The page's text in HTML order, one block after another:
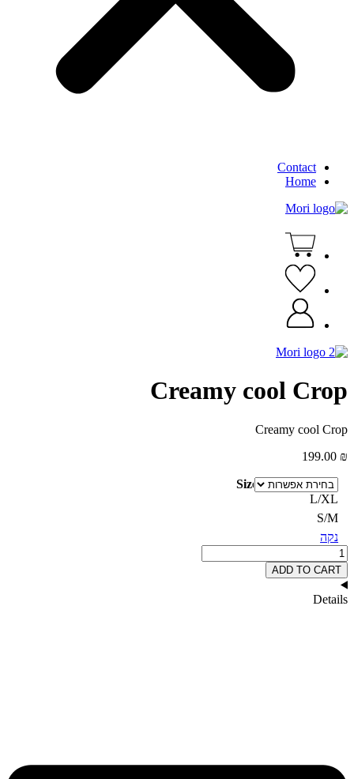
Contact
Home
Creamy cool Crop
Creamy cool Crop
199.00 ₪
Size
L/XL
S/M
נקה
כמות
של
Creamy
cool
Crop
ADD TO CART
Details